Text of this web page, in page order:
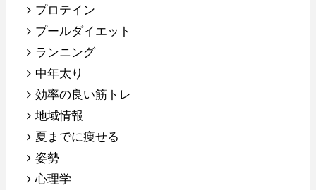
プロテイン
プールダイエット
ランニング
中年太り
効率の良い筋トレ
地域情報
夏までに痩せる
姿勢
心理学